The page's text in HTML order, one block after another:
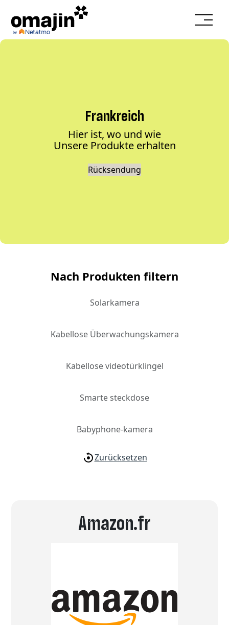
Frankreich
Hier ist, wo und wie
Unsere Produkte erhalten
Rücksendung
Nach Produkten filtern
Solarkamera
Kabellose Überwachungskamera
Kabellose videotürklingel
Smarte steckdose
Babyphone-kamera
Zurücksetzen
Amazon.fr